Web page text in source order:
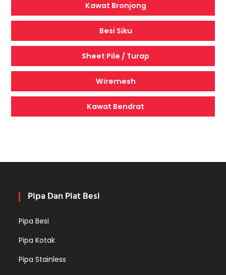
Kawat Bronjong
Besi Siku
Sheet Pile / Turap
Wiremesh
Kawat Bendrat
Pipa Dan Plat Besi
Pipa Besi
Pipa Kotak
Pipa Stainless